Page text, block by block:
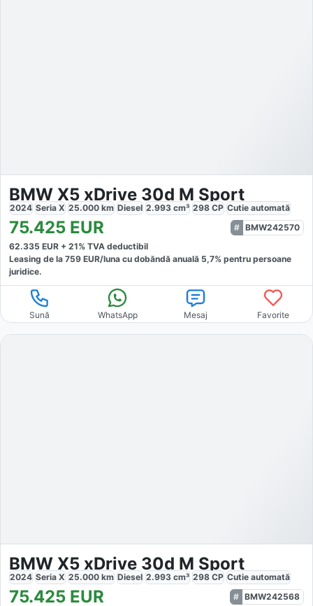
BMW X5 xDrive 30d M Sport
2024 Seria X 25.000 km Diesel 2.993 cm³ 298 CP Cutie automată
75.425 EUR
BMW242570
62.335 EUR + 21% TVA deductibil
Leasing de la 759 EUR/luna cu dobăndă anuală 5,7% pentru persoane
juridice.
Sună WhatsApp Mesaj Favorite
BMW X5 xDrive 30d M Sport
2024 Seria X 25.000 km Diesel 2.993 cm³ 298 CP Cutie automată
75.425 EUR BMW242568